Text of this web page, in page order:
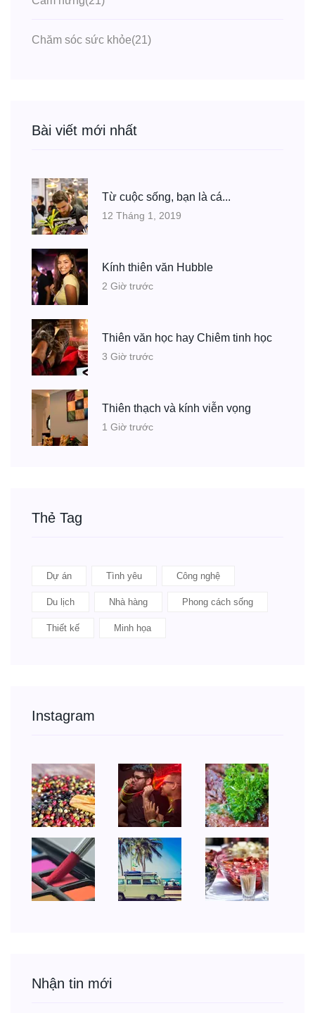
Chăm sóc sức khỏe(21)
Bài viết mới nhất
Từ cuộc sống, bạn là cá...
12 Tháng 1, 2019
Kính thiên văn Hubble
2 Giờ trước
Thiên văn học hay Chiêm tinh học
3 Giờ trước
Thiên thạch và kính viễn vọng
1 Giờ trước
Thẻ Tag
Dự án Tình yêu Công nghệ
Du lịch Nhà hàng Phong cách sống
Thiết kế Minh họa
Instagram
Nhận tin mới